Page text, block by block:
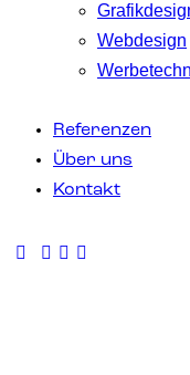
Webdesign
Referenzen
Über uns
Kontakt